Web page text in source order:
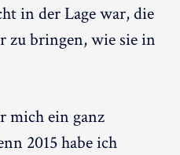
in der Lage war, die
zu bringen, wie sie in
mich ein ganz
2015 habe ich